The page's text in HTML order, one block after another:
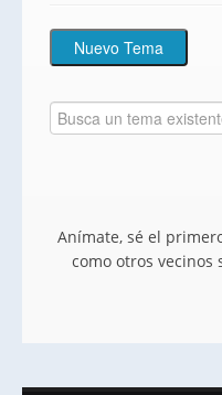
Anímate, sé el
como otros vecinos